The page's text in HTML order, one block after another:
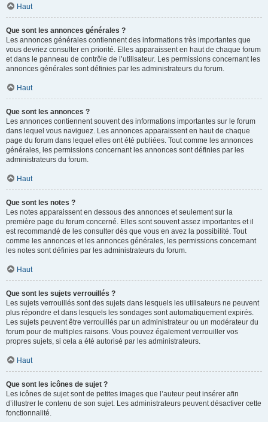
Haut
Que sont les annonces générales ?
Les annonces générales contiennent des informations très importantes que
vous devriez consulter en priorité. Elles apparaissent en haut de chaque forum
et dans le panneau de contrôle de l’utilisateur. Les permissions concernant les
annonces générales sont définies par les administrateurs du forum.
Haut
Que sont les annonces ?
Les annonces contiennent souvent des informations importantes sur le forum
dans lequel vous naviguez. Les annonces apparaissent en haut de chaque
page du forum dans lequel elles ont été publiées. Tout comme les annonces
générales, les permissions concernant les annonces sont définies par les
administrateurs du forum.
Haut
Que sont les notes ?
Les notes apparaissent en dessous des annonces et seulement sur la
première page du forum concerné. Elles sont souvent assez importantes et il
est recommandé de les consulter dès que vous en avez la possibilité. Tout
comme les annonces et les annonces générales, les permissions concernant
les notes sont définies par les administrateurs du forum.
Haut
Que sont les sujets verrouillés ?
Les sujets verrouillés sont des sujets dans lesquels les utilisateurs ne peuvent
plus répondre et dans lesquels les sondages sont automatiquement expirés.
Les sujets peuvent être verrouillés par un administrateur ou un modérateur du
forum pour de multiples raisons. Vous pouvez également verrouiller vos
propres sujets, si cela a été autorisé par les administrateurs.
Haut
Que sont les icônes de sujet ?
Les icônes de sujet sont de petites images que l’auteur peut insérer afin
d’illustrer le contenu de son sujet. Les administrateurs peuvent désactiver cette
fonctionnalité.